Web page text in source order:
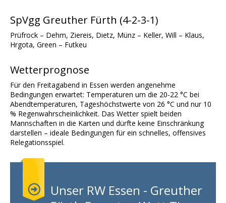
SpVgg Greuther Fürth (4-2-3-1)
Prüfrock – Dehm, Ziereis, Dietz, Münz – Keller, Will – Klaus,
Hrgota, Green – Futkeu
Wetterprognose
Für den Freitagabend in Essen werden angenehme
Bedingungen erwartet: Temperaturen um die 20-22 °C bei
Abendtemperaturen, Tageshöchstwerte von 26 °C und nur 10
% Regenwahrscheinlichkeit. Das Wetter spielt beiden
Mannschaften in die Karten und dürfte keine Einschränkung
darstellen – ideale Bedingungen für ein schnelles, offensives
Relegationsspiel.
Unser RW Essen - Greuther